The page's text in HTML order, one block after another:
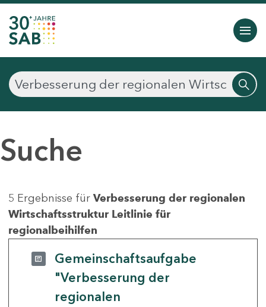
Suche
5 Ergebnisse für Verbesserung der regionalen
Wirtschaftsstruktur Leitlinie für
regionalbeihilfen
Gemeinschaftsaufgabe
"Verbesserung der
regionalen